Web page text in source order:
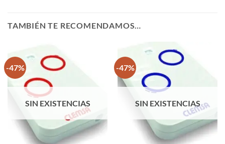
TAMBIÉN TE RECOMENDAMOS…
-47%
SIN EXISTENCIAS
-47%
SIN EXISTENCIAS